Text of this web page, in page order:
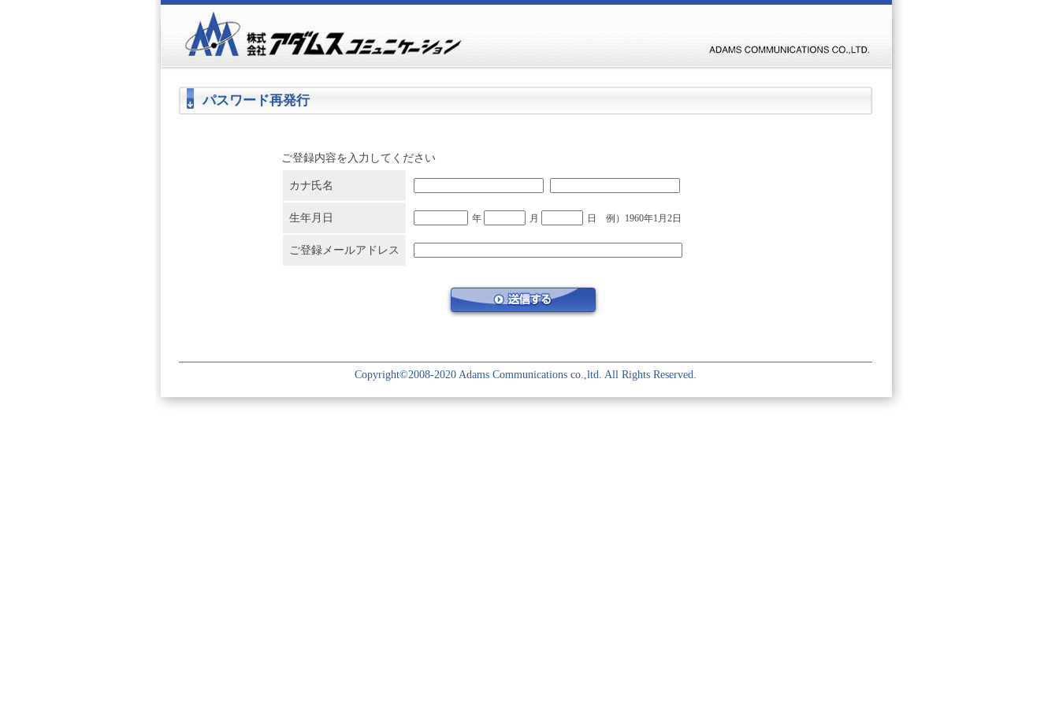
パスワード再発行
ご登録内容を入力してください
カナ氏名
生年月日 年 月 日 例）1960年1月2日
ご登録メールアドレス
Copyright©2008-2020 Adams Communications co.,ltd. All Rights Reserved.